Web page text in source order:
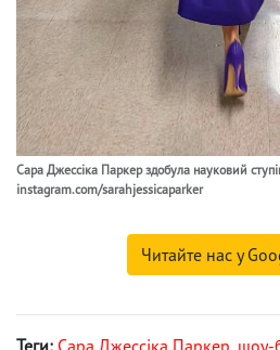
Сара Джессіка Паркер здобула науковий
instagram.com/sarahjessicaparker
Читайте нас у
Теги: Сара Джессіка Паркер, шоу-